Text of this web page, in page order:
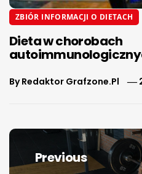
ZBIÓR INFORMACJI O DIETACH
Dieta w chorobach
ByRedaktor Grafzone.pl
Nawigacja
wpisu
Previous